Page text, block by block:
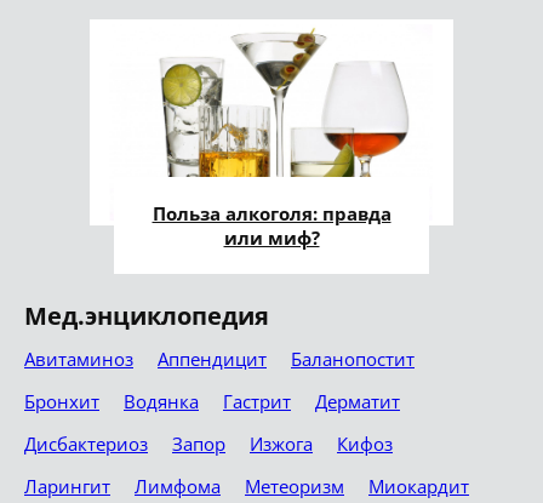
Польза алкоголя: правда
или миф?
Мед.энциклопедия
Авитаминоз Аппендицит
Баланопостит
Бронхит
Водянка Гастрит
Дерматит
Дисбактериоз
Запор Изжога
Кифоз
Ларингит
Лимфома Метеоризм
Миокардит